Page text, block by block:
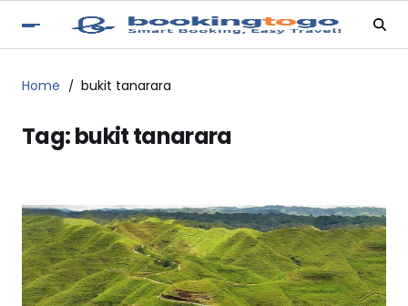
Home bukit tanarara
Tag:bukit tanarara